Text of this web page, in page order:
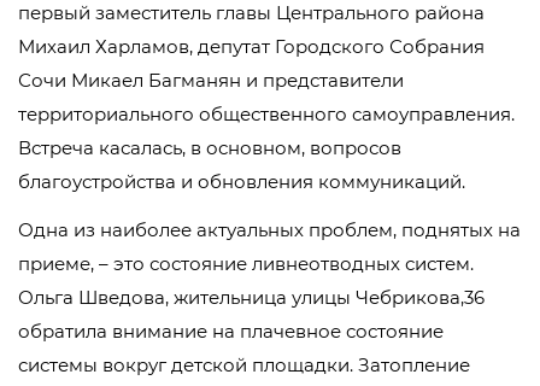
первый заместитель главы Центрального района
Михаил Харламов, депутат Городского Собрания
Сочи Микаел Багманян и представители
территориального общественного самоуправления.
Встреча касалась, в основном, вопросов
благоустройства и обновления коммуникаций.
Одна из наиболее актуальных проблем, поднятых на
приеме, – это состояние ливнеотводных систем.
Ольга Шведова, жительница улицы Чебрикова,36
обратила внимание на плачевное состояние
системы вокруг детской площадки. Затопление